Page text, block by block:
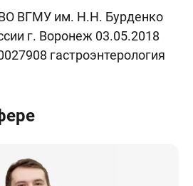
ВГМУ им. Н.Н. Бурденко
г. Воронеж 03.05.2018
гастроэнтерология